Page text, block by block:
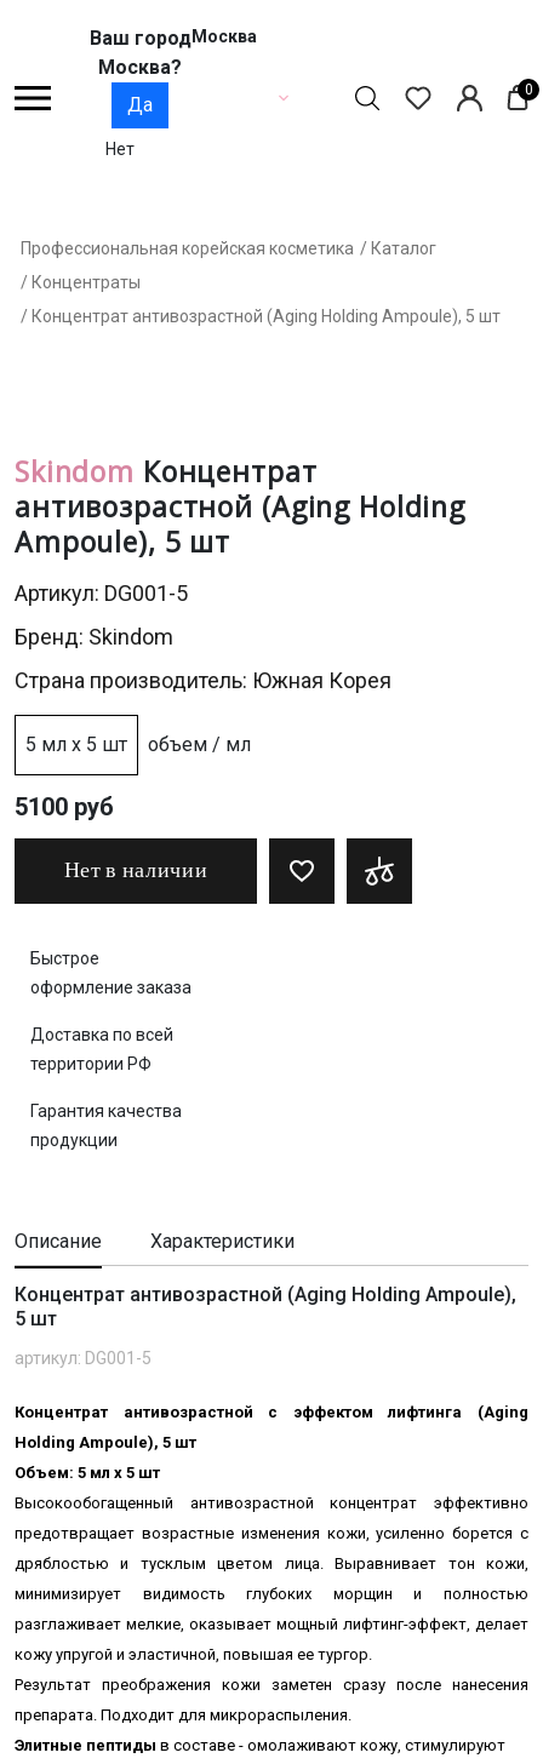
Ваш город
Москва?
Да
Нет
Москва
0
Профессиональная корейская косметика / Каталог
/ Концентраты
/ Концентрат антивозрастной (Aging Holding Ampoule), 5 шт
Skindom Концентрат
антивозрастной (Aging Holding
Ampoule), 5 шт
Артикул: DG001-5
Бренд: Skindom
Страна производитель: Южная Корея
5 мл х 5 шт объем / мл
5100 руб
Нет в наличии
Быстрое
оформление заказа
Доставка по всей
территории РФ
Гарантия качества
продукции
Описание Характеристики
Концентрат антивозрастной (Aging Holding Ampoule),
5 шт
артикул: DG001-5
Концентрат антивозрастной с эффектом лифтинга (Aging
Holding Ampoule), 5 шт
Объем: 5 мл x 5 шт
Высокообогащенный антивозрастной концентрат эффективно
предотвращает возрастные изменения кожи, усиленно борется с
дряблостью и тусклым цветом лица. Выравнивает тон кожи,
минимизирует видимость глубоких морщин и полностью
разглаживает мелкие, оказывает мощный лифтинг-эффект, делает
кожу упругой и эластичной, повышая ее тургор.
Результат преображения кожи заметен сразу после нанесения
препарата. Подходит для микрораспыления.
Элитные пептиды в составе - омолаживают кожу, стимулируют